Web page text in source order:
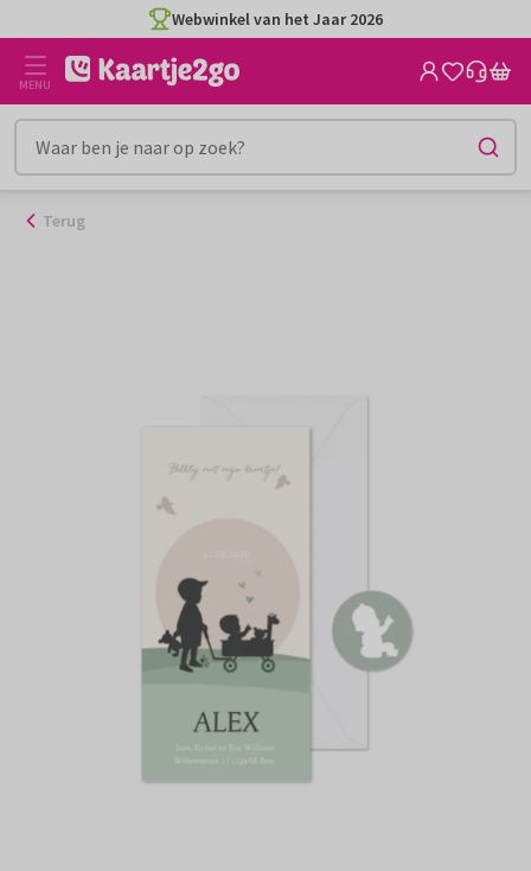
naar
inhoud
Webwinkel van het Jaar 2026
MENU
Terug